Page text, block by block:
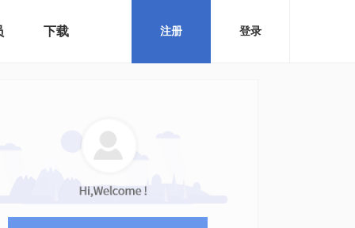
下载 注册 登录